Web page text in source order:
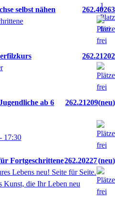
selbst nähen
262.40263
262.21202
ab 6
262.21209 neu
- 17:30
Fortgeschrittene262.20227 neu
Lebens neu! Seite für Seite.
Kunst, die Ihr Leben neu